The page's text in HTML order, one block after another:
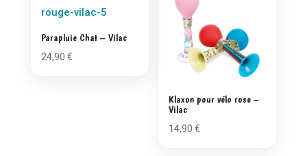
Parapluie Chat – Vilac
24,90 €
Klaxon pour vélo rose –
Vilac
14,90€